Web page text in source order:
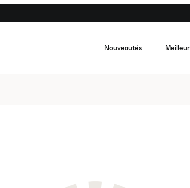
Nouveautés